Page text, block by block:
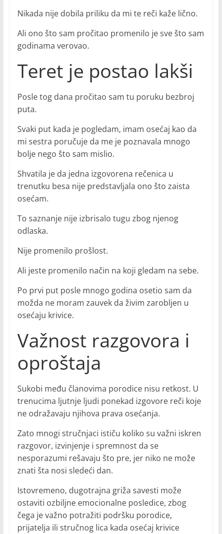
Nikada nije dobila priliku da mi te reči kaže lično.
Ali ono što sam pročitao promenilo je sve što sam
godinama verovao.
Teret je postao lakši
Posle tog dana pročitao sam tu poruku bezbroj
puta.
Svaki put kada je pogledam, imam osećaj kao da
mi sestra poručuje da me je poznavala mnogo
bolje nego što sam mislio.
Shvatila je da jedna izgovorena rečenica u
trenutku besa nije predstavljala ono što zaista
osećam.
To saznanje nije izbrisalo tugu zbog njenog
odlaska.
Nije promenilo prošlost.
Ali jeste promenilo način na koji gledam na sebe.
Po prvi put posle mnogo godina osetio sam da
možda ne moram zauvek da živim zarobljen u
osećaju krivice.
Važnost razgovora i
oproštaja
Sukobi među članovima porodice nisu retkost. U
trenucima ljutnje ljudi ponekad izgovore reči koje
ne odražavaju njihova prava osećanja.
Zato mnogi stručnjaci ističu koliko su važni iskren
razgovor, izvinjenje i spremnost da se
nesporazumi rešavaju što pre, jer niko ne može
znati šta nosi sledeći dan.
Istovremeno, dugotrajna griža savesti može
ostaviti ozbiljne emocionalne posledice, zbog
čega je važno potražiti podršku porodice,
prijatelja ili stručnog lica kada osećaj krivice